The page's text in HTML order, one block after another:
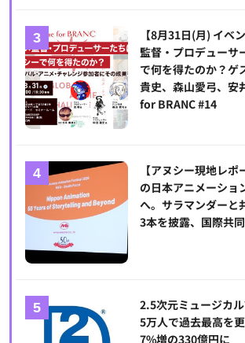
【8月31日(月) イベ
監督・プロデューサ
で何を得たのか？ゲ
貴史、森山愛弓、安
for BRANC #14
【アヌシー現地レ
の日本アニメーショ
へ。サラマンダーと
3本を披露、国際共
2.5次元ミュージカ
5万人で過去最高を
7%増の330億円に